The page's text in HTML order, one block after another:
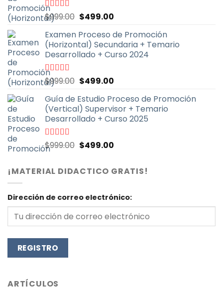
Valorado
con
5
$999.00 El
original
era:
$999.00.
$499.00El
actual
es:
$499.00.
Examen Proceso de Promoción
(Horizontal) Secundaria + Temario
Desarrollado + Curso 2024
Valorado
con
5
$999.00 El
original
era:
$999.00.
$499.00El
actual
es:
$499.00.
Guía de Estudio Proceso de Promoción
(Vertical) Supervisor + Temario
Desarrollado + Curso 2025
Valorado
con
$999.00 El
original
era:
$499.00El
actual
es:
¡MATERIAL DIDACTICO GRATIS!
Dirección de correo electrónico:
ARTÍCULOS